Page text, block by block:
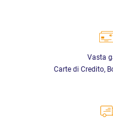
Vasta
Carte di Credito,